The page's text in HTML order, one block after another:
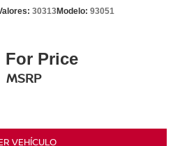
30313Modelo: 93051
For Price
MSRP
VEHÍCULO